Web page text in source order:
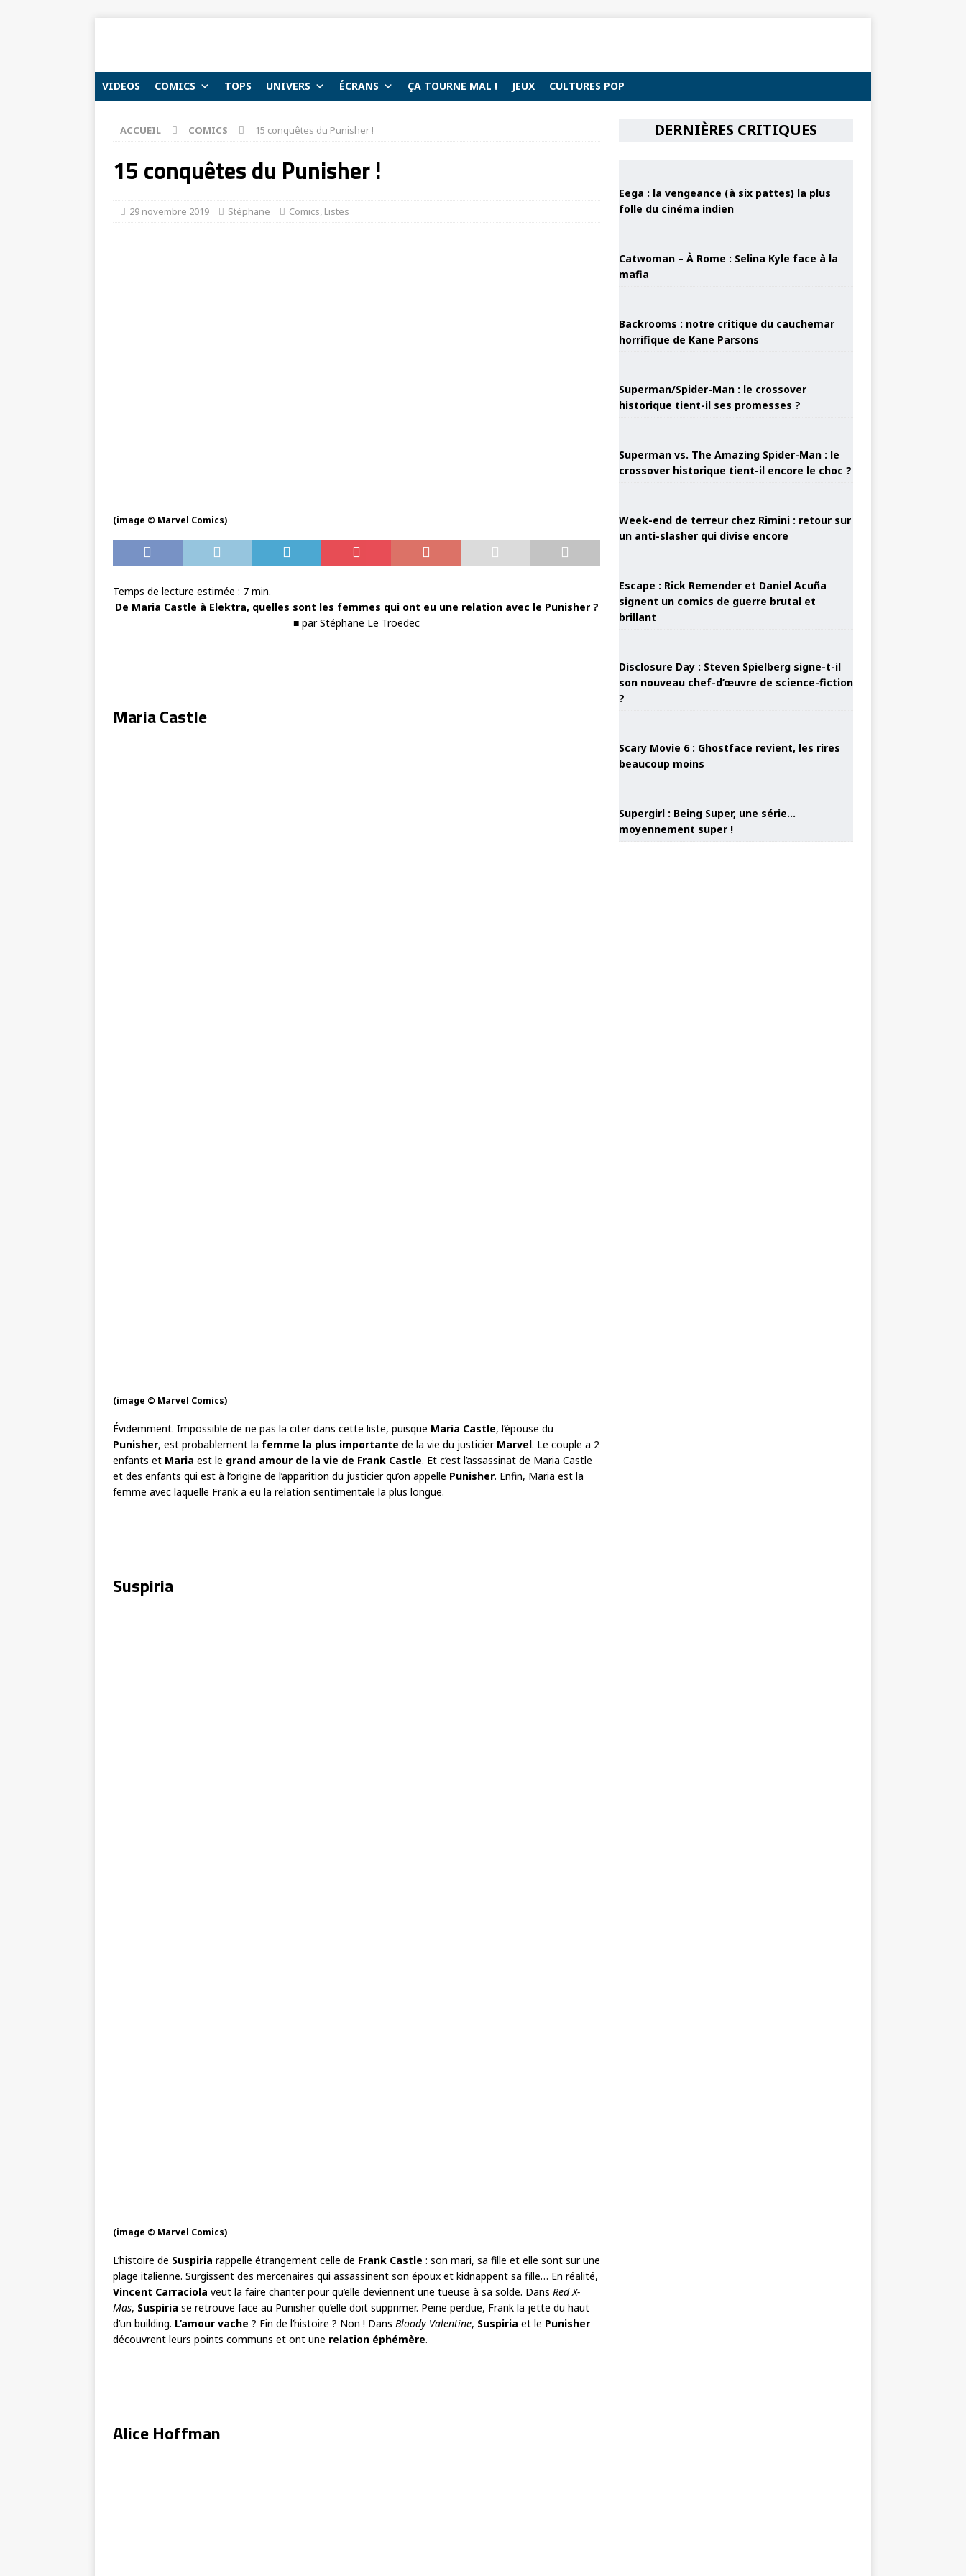
VIDEOS COMICS TOPS UNIVERS ÉCRANS ÇA TOURNE MAL ! JEUX CULTURES POP
ACCUEIL COMICS 15 conquêtes du Punisher !
15 conquêtes du Punisher !
29 novembre 2019 Stéphane Comics, Listes
(image © Marvel Comics)
Temps de lecture estimée : 7 min.
De Maria Castle à Elektra, quelles sont les femmes qui ont eu une relation avec le Punisher ?
■ par Stéphane Le Troëdec
Maria Castle
(image © Marvel Comics)
Évidemment. Impossible de ne pas la citer dans cette liste, puisque Maria Castle, l’épouse du
Punisher, est probablement la femme la plus importante de la vie du justicier Marvel. Le couple a 2
enfants et Maria est le grand amour de la vie de Frank Castle. Et c’est l’assassinat de Maria Castle
et des enfants qui est à l’origine de l’apparition du justicier qu’on appelle Punisher. Enfin, Maria est la
femme avec laquelle Frank a eu la relation sentimentale la plus longue.
Suspiria
(image © Marvel Comics)
L’histoire de Suspiria rappelle étrangement celle de Frank Castle : son mari, sa fille et elle sont sur une
plage italienne. Surgissent des mercenaires qui assassinent son époux et kidnappent sa fille… En réalité,
Vincent Carraciola veut la faire chanter pour qu’elle deviennent une tueuse à sa solde. Dans Red X-
Mas, Suspiria se retrouve face au Punisher qu’elle doit supprimer. Peine perdue, Frank la jette du haut
d’un building. L’amour vache ? Fin de l’histoire ? Non ! Dans Bloody Valentine, Suspiria et le Punisher
découvrent leurs points communs et ont une relation éphémère.
Alice Hoffman
DERNIÈRES CRITIQUES
Eega : la vengeance (à six pattes) la plus
folle du cinéma indien
Catwoman – À Rome : Selina Kyle face à la
mafia
Backrooms : notre critique du cauchemar
horrifique de Kane Parsons
Superman/Spider-Man : le crossover
historique tient-il ses promesses ?
Superman vs. The Amazing Spider-Man : le
crossover historique tient-il encore le choc ?
Week-end de terreur chez Rimini : retour sur
un anti-slasher qui divise encore
Escape : Rick Remender et Daniel Acuña
signent un comics de guerre brutal et
brillant
Disclosure Day : Steven Spielberg signe-t-il
son nouveau chef-d’œuvre de science-fiction
?
Scary Movie 6 : Ghostface revient, les rires
beaucoup moins
Supergirl : Being Super, une série…
moyennement super !